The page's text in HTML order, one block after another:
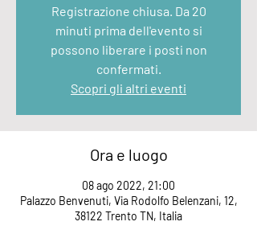
Registrazione chiusa. Da 20
minuti prima dell'evento si
possono liberare i posti non
confermati.
Scopri gli altri eventi
Ora e luogo
08 ago 2022, 21:00
Palazzo Benvenuti, Via Rodolfo Belenzani, 12,
38122 Trento TN, Italia